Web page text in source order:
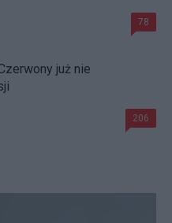
78
już nie
206